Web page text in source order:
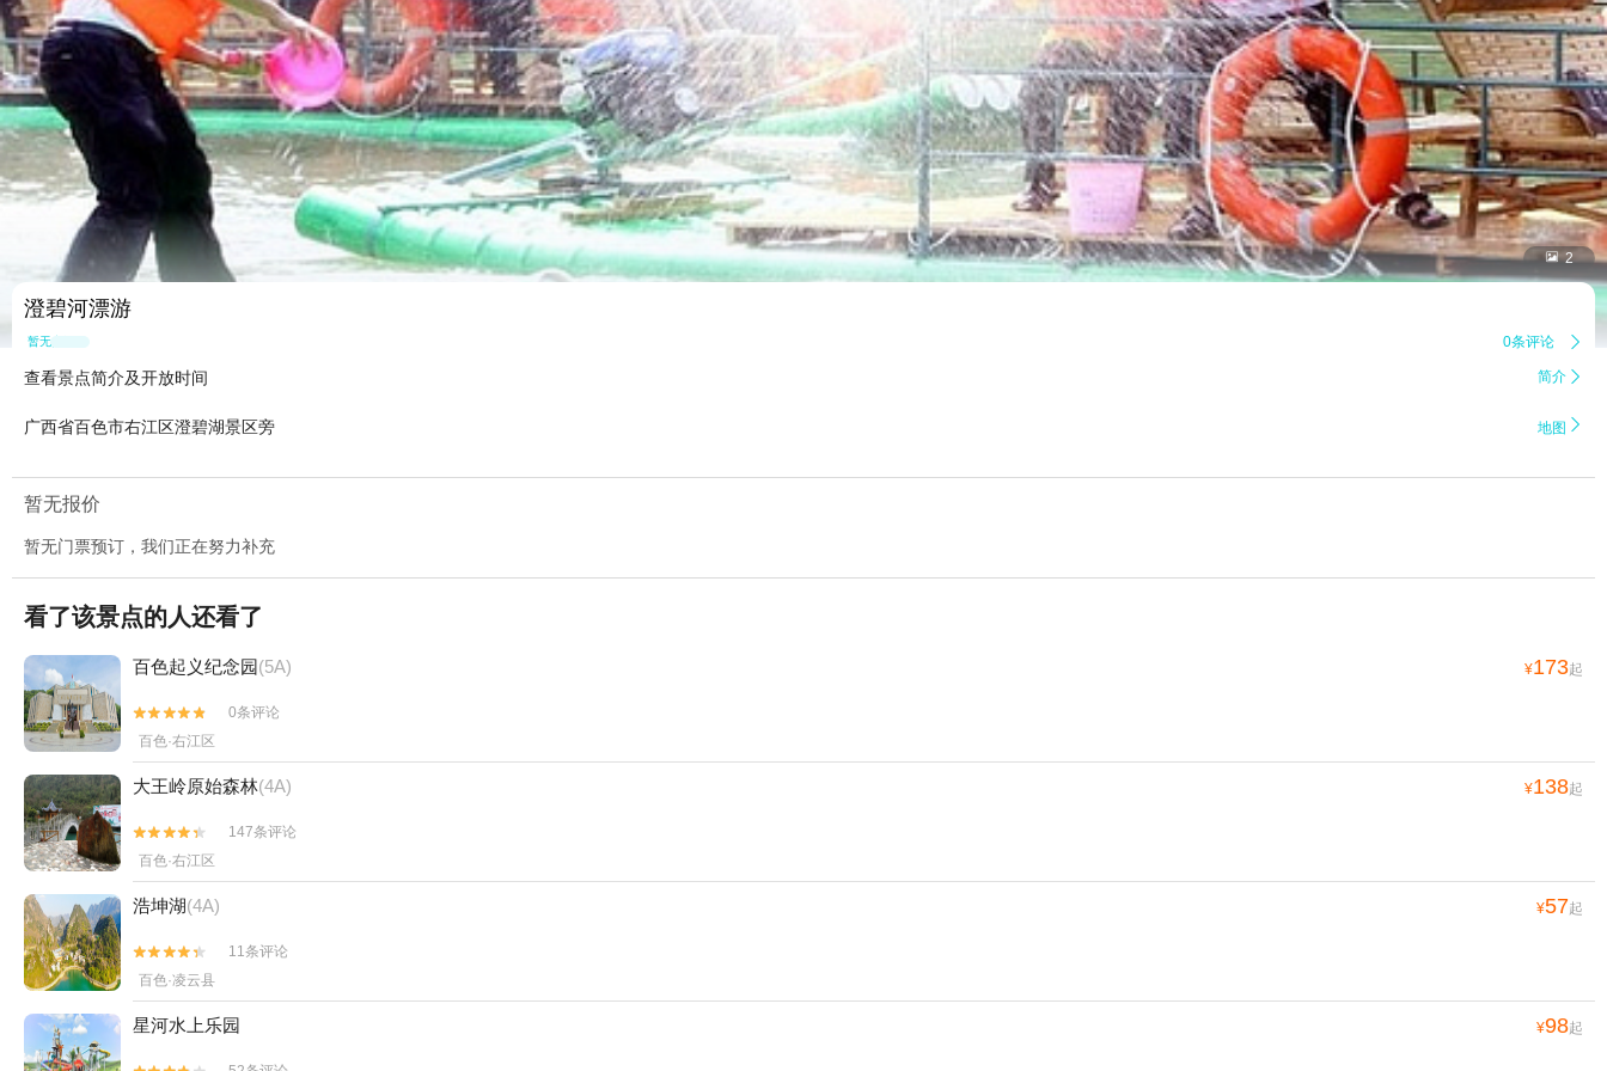
 2
澄碧河漂游
暂无点评 0条评论 
查看景点简介及开放时间 简介 
广西省百色市右江区澄碧湖景区旁 地图 
暂无报价
暂无门票预订，我们正在努力补充
看了该景点的人还看了
百色起义纪念园(5A) ¥173起


0条评论
百色·右江区
大王岭原始森林(4A) ¥138起


147条评论
百色·右江区
浩坤湖(4A) ¥57起


11条评论
百色·凌云县
星河水上乐园 ¥98起